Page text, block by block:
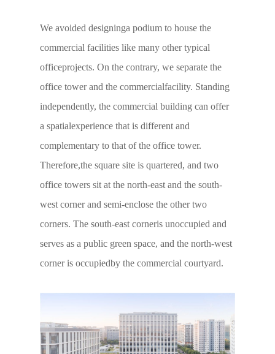
We avoided designinga podium to house the
commercial facilities like many other typical
officeprojects. On the contrary, we separate the
office tower and the commercialfacility. Standing
independently, the commercial building can offer
a spatialexperience that is different and
complementary to that of the office tower.
Therefore,the square site is quartered, and two
office towers sit at the north-east and the south-
west corner and semi-enclose the other two
corners. The south-east corneris unoccupied and
serves as a public green space, and the north-west
corner is occupiedby the commercial courtyard.